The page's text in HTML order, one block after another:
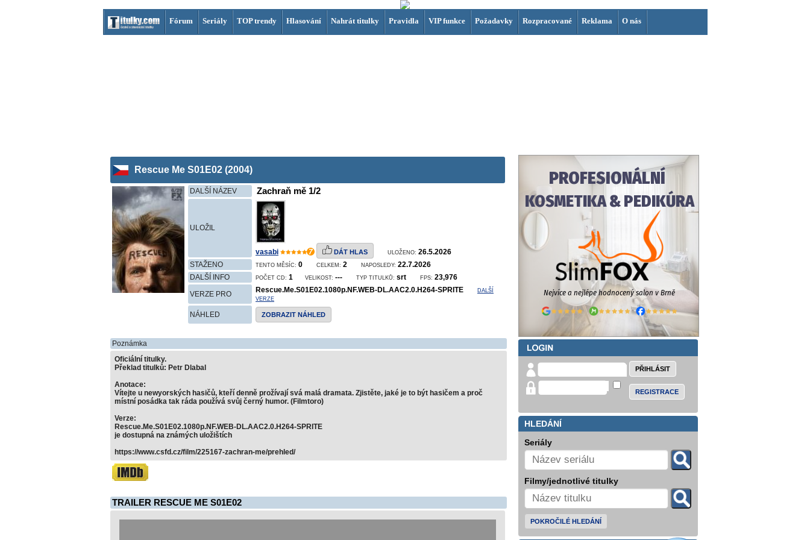
Fórum Seriály TOP trendy Hlasování Nahrát titulky Pravidla VIP funkce Požadavky Rozpracované Reklama O nás
Rescue Me S01E02 (2004)
DALŠÍ NÁZEV Zachraň mě 1/2
ULOŽIL
vasabi 7 DÁT HLAS ULOŽENO: 26.5.2026
STAŽENO
TENTO MĚSÍC: 0 CELKEM: 2 NAPOSLEDY: 22.7.2026
DALŠÍ INFO
POČET CD: 1 VELIKOST: --- TYP TITULKŮ: srt FPS: 23,976
VERZE PRO
Rescue.Me.S01E02.1080p.NF.WEB-DL.AAC2.0.H264-SPRITE
DALŠÍ
VERZE
NÁHLED ZOBRAZIT NÁHLED
Poznámka
Oficiální titulky.
Překlad titulků: Petr Dlabal
Anotace:
Vítejte u newyorských hasičů, kteří denně prožívají svá malá dramata. Zjistěte, jaké je to být hasičem a proč
místní posádka tak ráda používá svůj černý humor. (Filmtoro)
Verze:
Rescue.Me.S01E02.1080p.NF.WEB-DL.AAC2.0.H264-SPRITE
je dostupná na známých uložištích
https://www.csfd.cz/film/225167-zachran-me/prehled/
TRAILER RESCUE ME S01E02
REGISTRACE
HLEDÁNÍ
Seriály
Filmy/jednotlivé titulky
POKROČILÉ HLEDÁNÍ